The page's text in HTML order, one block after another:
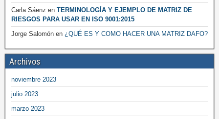
Carla Sáenz en TERMINOLOGÍA Y EJEMPLO DE MATRIZ DE
RIESGOS PARA USAR EN ISO 9001:2015
Jorge Salomón en ¿QUÉ ES Y COMO HACER UNA MATRIZ DAFO?
Archivos
noviembre 2023
julio 2023
marzo 2023